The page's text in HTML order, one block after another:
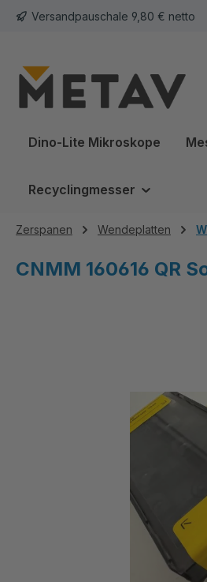
Zur Hauptnavigation
Versandpauschale 9,80 € netto
Dino-Lite Mikroskope
Recyclingmesser
Zerspanen Wendeplatten
CNMM 160616 QR